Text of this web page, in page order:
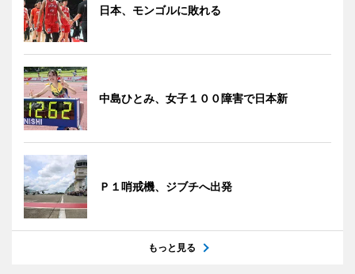
日本、モンゴルに敗れる
中島ひとみ、女子１００障害で日本新
Ｐ１哨戒機、ジブチへ出発
もっと見る